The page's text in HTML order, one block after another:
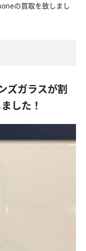
の買取を致しまし
ズガラスが割
した！